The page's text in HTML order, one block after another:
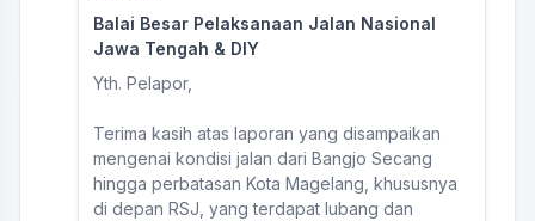
Balai Besar Pelaksanaan Jalan Nasional
Jawa Tengah & DIY
Yth. Pelapor,
Terima kasih atas laporan yang disampaikan
mengenai kondisi jalan dari Bangjo Secang
hingga perbatasan Kota Magelang, khususnya
di depan RSJ, yang terdapat lubang dan